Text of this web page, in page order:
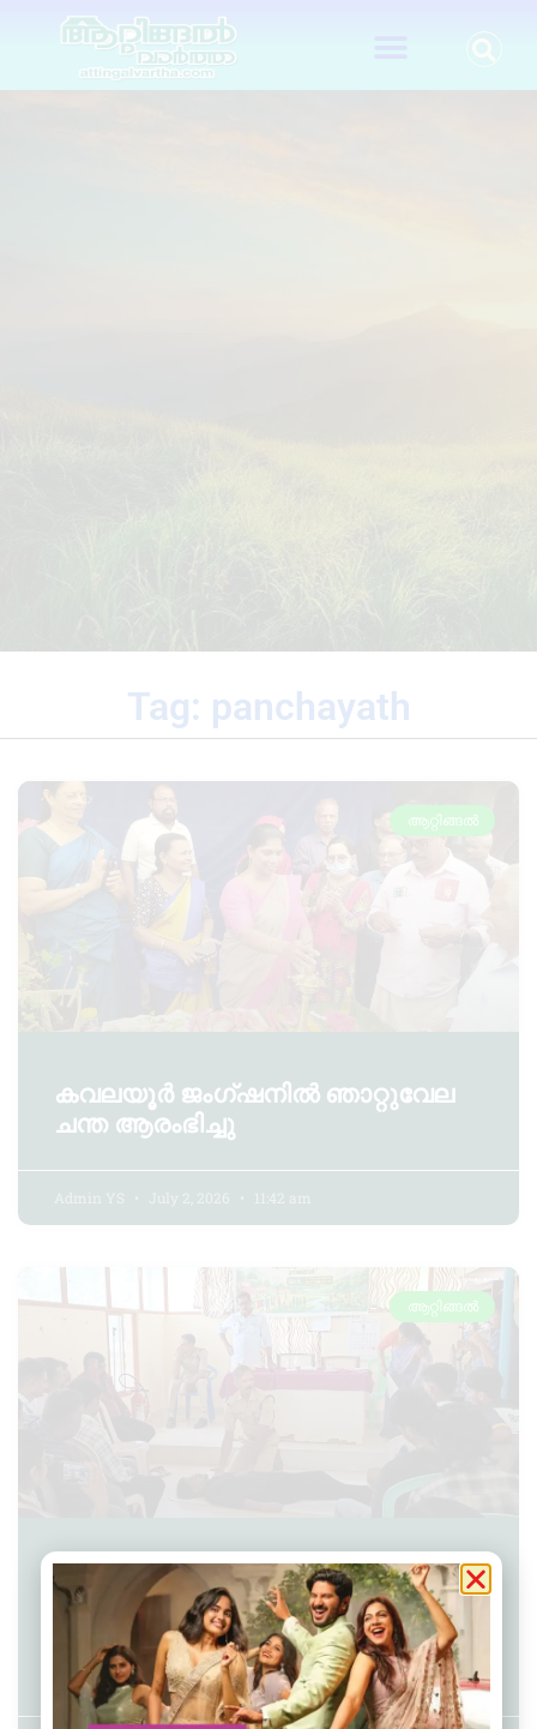
Tag: panchayath
ആറ്റിങ്ങൽ
കവലയൂർ ജംഗ്ഷനിൽ ഞാറ്റുവേല
ചന്ത ആരംഭിച്ചു
Admin YS July 2, 2026 11:42 am
ആറ്റിങ്ങൽ
മണമ്പൂർ ഗ്രാമപഞ്ചായത്തിൽ
ദുരന്ത നിവാരണ സേന
അംഗങ്ങൾക്കുള്ള പരിശീലനം
നടന്നു.